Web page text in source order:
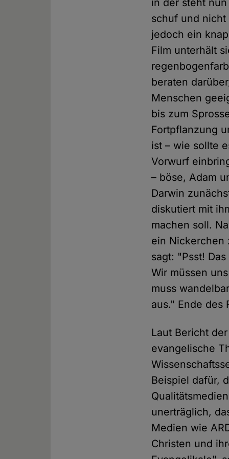
in der steht
schuf und nicht
jedoch ein
Film unterhält
beraten
Menschen
bis zum
Fortpflanzung
ist – wie sollte
Vorwurf
– böse, Adam
Darwin
diskutiert mit
machen soll.
ein Nickerchen
sagt: "Psst!
Wir müssen
muss
aus." Ende des
Laut Bericht
evangelische
Beispiel dafür,
unerträglich,
Medien wie
Christen und